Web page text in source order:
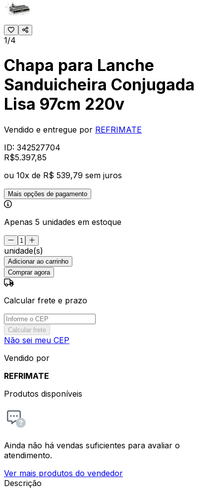
1/4
Chapa para Lanche
Sanduicheira Conjugada
Lisa 97cm 220v
Vendido e entregue por REFRIMATE
ID: 342527704
R$5.397,85
ou 10x de R$ 539,79 sem juros
Mais opções de pagamento
Apenas 5 unidades em estoque
unidade(s)
Adicionar ao carrinho
Comprar agora
Calcular frete e prazo
Calcular frete
Não sei meu CEP
Vendido por
REFRIMATE
Produtos disponíveis
Ainda não há vendas suficientes para avaliar o
atendimento.
Ver mais produtos do vendedor
Descrição